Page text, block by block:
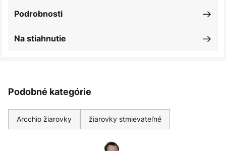
Podrobnosti
Na stiahnutie
Podobné kategórie
Arcchio žiarovky žiarovky stmievateľné